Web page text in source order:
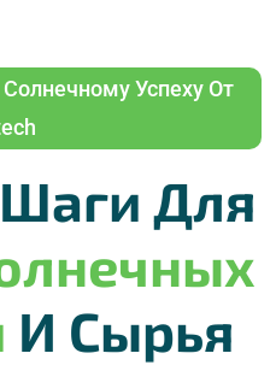
Успеху От
Для
И Сырья